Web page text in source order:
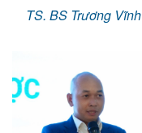
TS. BS Trương